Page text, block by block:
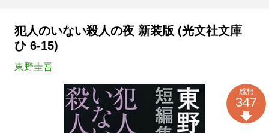
犯人のいない殺人の夜 新装版 (光文社文庫
ひ 6-15)
東野圭吾
感想
347